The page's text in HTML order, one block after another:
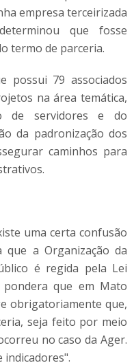
empresa terceirizada
que fosse
termo de parceria.
possui 79 associados
na área temática,
de servidores e do
da padronização dos
caminhos para
uma certa confusão
que a Organização da
é regida pela Lei
que em Mato
obrigatoriamente que,
seja feito por meio
no caso da Ager.
indicadores".